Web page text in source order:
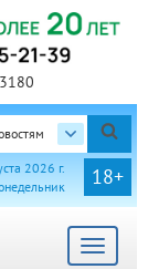
18+
2026 г.
Toggle